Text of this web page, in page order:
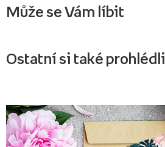
Může se Vám líbit
Ostatní si také prohlédli